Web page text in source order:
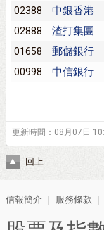
02388
中銀香港
02888
渣打集團
01658
郵儲銀行
00998
中信銀行
更新時間：08月07日
回上
信報簡介 服務條款